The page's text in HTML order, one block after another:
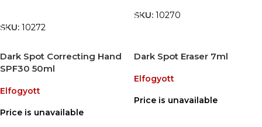
SKU: 10272
SKU: 10270
Dark Spot Correcting Hand
SPF30 50ml
Elfogyott
Price is unavailable
Dark Spot Eraser 7ml
Elfogyott
Price is unavailable